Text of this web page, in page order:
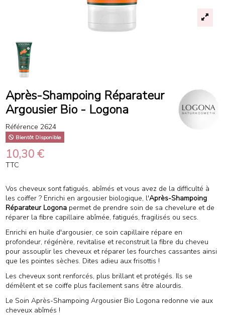
Après-Shampoing Réparateur
Argousier Bio - Logona
Référence 2624
Bientôt Disponible
10,30 €
TTC
Vos cheveux sont fatigués, abîmés et vous avez de la difficulté à
les coiffer ? Enrichi en argousier biologique, l'Après-Shampoing
Réparateur Logonapermet de prendre soin de sa chevelure et de
réparer la fibre capillaire abîmée, fatigués, fragilisés ou secs.
Enrichi en huile d'argousier, ce soin capillaire répare en
profondeur, régénère, revitalise et reconstruit la fibre du cheveu
pour assouplir les cheveux et réparer les fourches cassantes ainsi
que les pointes sèches. Dites adieu aux frisottis !
Les cheveux sont renforcés, plus brillant et protégés. Ils se
démêlent et se coiffe plus facilement sans être alourdis.
Le Soin Après-Shampoing Argousier Bio Logona redonne vie aux
cheveux abîmés !